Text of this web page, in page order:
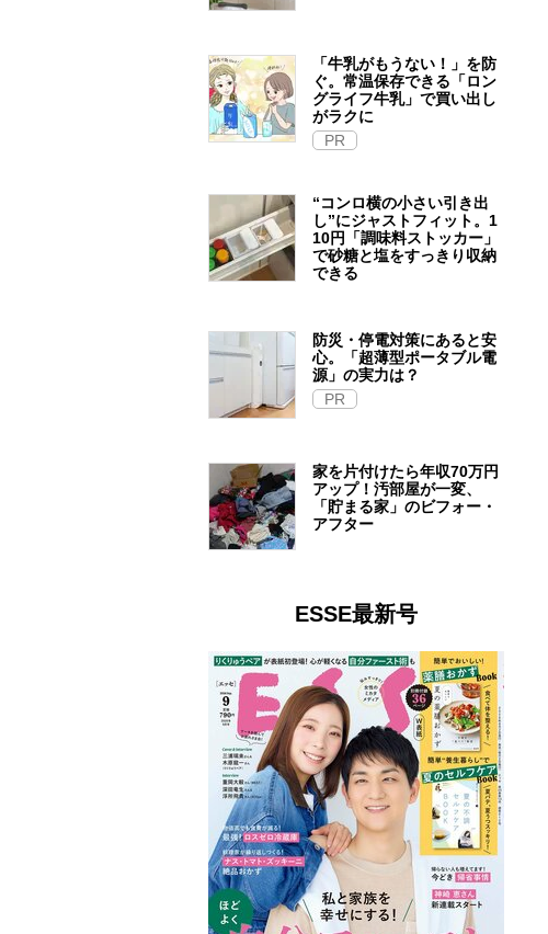
「牛乳がもうない！」を防
ぐ。常温保存できる「ロン
グライフ牛乳」で買い出し
がラクに
PR
“コンロ横の小さい引き出
し”にジャストフィット。1
10円「調味料ストッカー」
で砂糖と塩をすっきり収納
できる
防災・停電対策にあると安
心。「超薄型ポータブル電
源」の実力は？​
PR
家を片付けたら年収70万円
アップ！汚部屋が一変、
「貯まる家」のビフォー・
アフター
ESSE最新号